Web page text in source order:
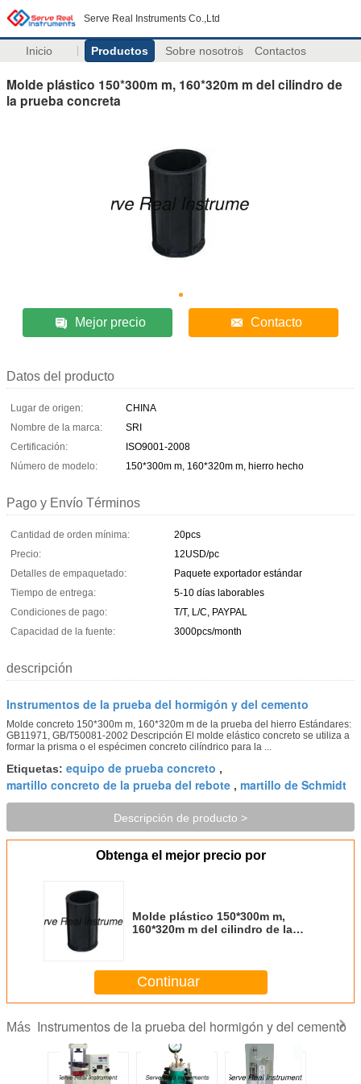
Serve Real Instruments Co.,Ltd
Inicio Productos Sobre nosotros Contactos
Molde plástico 150*300m m, 160*320m m del cilindro de
la prueba concreta
Mejor precio Contacto
Datos del producto
Lugar de origen:
CHINA
Nombre de la marca:
SRI
Certificación:
ISO9001-2008
Número de modelo:
150*300m m, 160*320m m, hierro hecho
Pago y Envío Términos
Cantidad de orden mínima:
20pcs
Precio:
12USD/pc
Detalles de empaquetado:
Paquete exportador estándar
Tiempo de entrega:
5-10 días laborables
Condiciones de pago:
T/T, L/C, PAYPAL
Capacidad de la fuente:
3000pcs/month
descripción
Instrumentos de la prueba del hormigón y del cemento
Molde concreto 150*300m m, 160*320m m de la prueba del hierro Estándares:
GB11971, GB/T50081-2002 Descripción El molde elástico concreto se utiliza a
formar la prisma o el espécimen concreto cilíndrico para la ...
Etiquetas: equipo de prueba concreto ,
martillo concreto de la prueba del rebote , martillo de Schmidt
Descripción de producto >
Obtenga el mejor precio por
Molde plástico 150*300m m,
160*320m m del cilindro de la
Continuar
Más Instrumentos de la prueba del hormigón y del cemento